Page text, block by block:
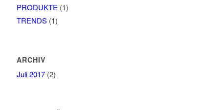
PRODUKTE (1)
TRENDS(1)
ARCHIV
Juli 2017(2)